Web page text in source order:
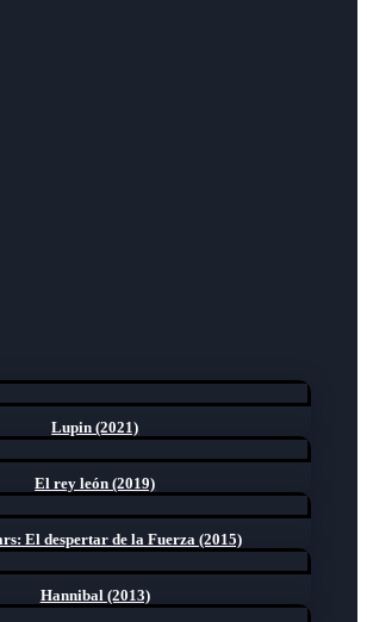
Lupin (2021)
El rey león (2019)
El despertar de la Fuerza (2015)
Hannibal (2013)